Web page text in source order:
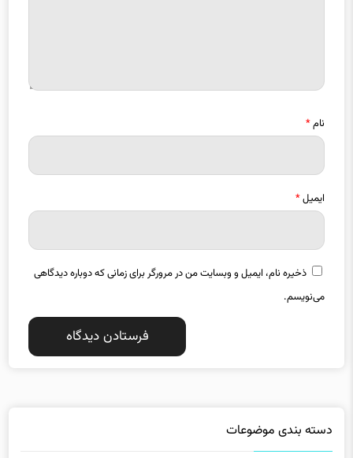
نام*
ایمیل*
ذخیره نام، ایمیل و وبسایت من در مرورگر برای زمانی که دوباره دیدگاهی
می‌نویسم.
دسته بندی موضوعات